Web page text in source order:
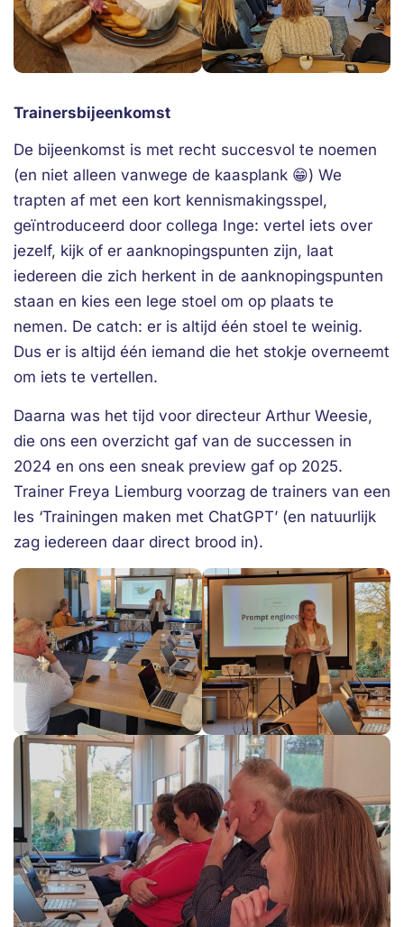
Trainersbijeenkomst
De bijeenkomst is met recht succesvol te noemen
(en niet alleen vanwege de kaasplank 😁) We
trapten af met een kort kennismakingsspel,
geïntroduceerd door collega Inge: vertel iets over
jezelf, kijk of er aanknopingspunten zijn, laat
iedereen die zich herkent in de aanknopingspunten
staan en kies een lege stoel om op plaats te
nemen. De catch: er is altijd één stoel te weinig.
Dus er is altijd één iemand die het stokje overneemt
om iets te vertellen.
Daarna was het tijd voor directeur Arthur Weesie,
die ons een overzicht gaf van de successen in
2024 en ons een sneak preview gaf op 2025.
Trainer Freya Liemburg voorzag de trainers van een
les ‘Trainingen maken met ChatGPT’ (en natuurlijk
zag iedereen daar direct brood in).